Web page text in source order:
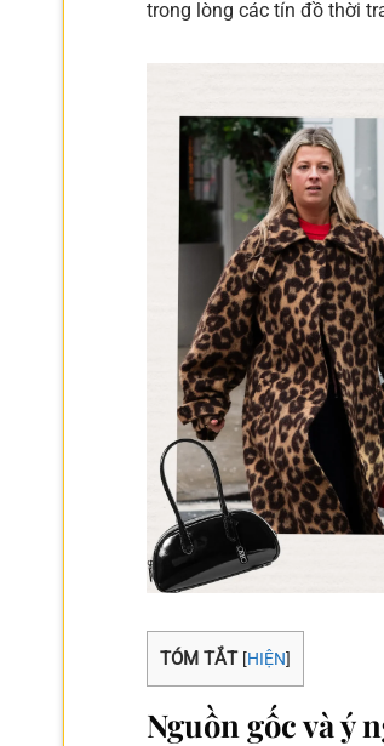
trong lòng các tín đồ thời
TÓM TẮT [HIỆN]
Nguồn gốc và ý